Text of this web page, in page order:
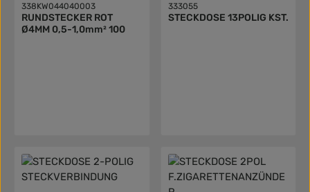
338KW044040003
RUNDSTECKER ROT
Ø4MM 0,5-1,0mm² 100
333055
STECKDOSE 13POLIG KST.